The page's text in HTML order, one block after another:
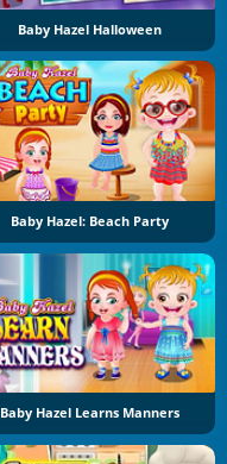
Baby Hazel Halloween
Baby Hazel: Beach Party
Baby Hazel Learns Manners